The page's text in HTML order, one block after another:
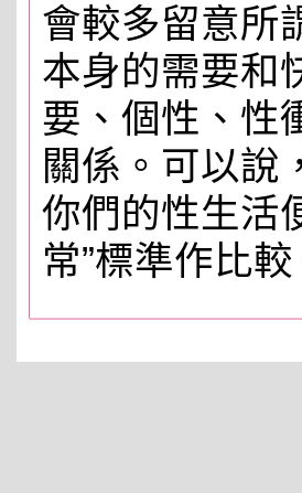
會較多留意所
本身的需要和
要、個性、性
關係。可以說
你們的性生活
常”標準作比